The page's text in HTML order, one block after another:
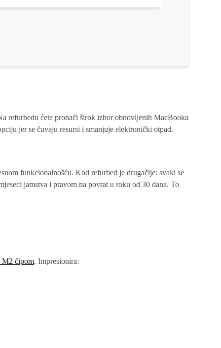
refurbedu ćete pronaći širok izbor obnovljenih MacBooka
jer se čuvaju resursi i smanjuje elektronički otpad.
funkcionalnošću. Kod refurbed je drugačije: svaki se
jamstva i pravom na povrat u roku od 30 dana. To
M2 čipom. Impresionira: